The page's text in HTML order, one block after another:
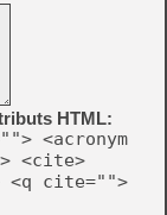
HTML:
<acronym
<cite>
<q cite="">